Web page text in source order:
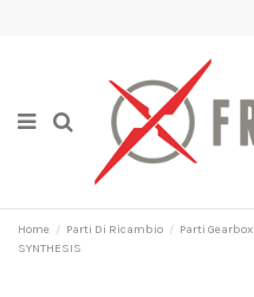
Home Parti Di Ricambio Parti Gearbox
SYNTHESIS